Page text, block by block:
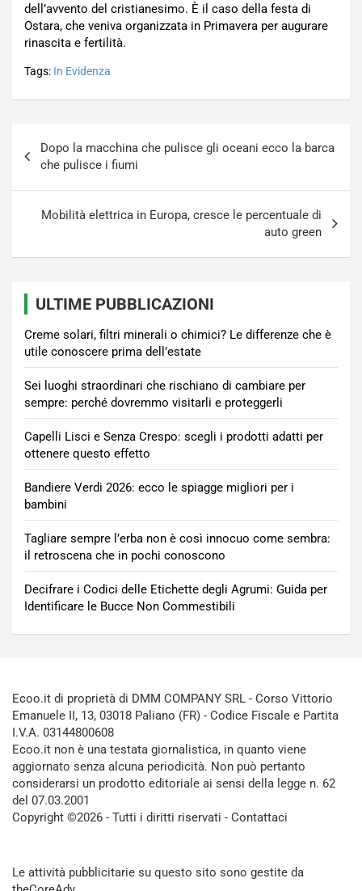
dell’avvento del cristianesimo. È il caso della festa di
Ostara, che veniva organizzata in Primavera per augurare
rinascita e fertilità.
Tags: In Evidenza
articoli
Dopo la macchina che pulisce gli oceani ecco la barca
che pulisce i fiumi
Mobilità elettrica in Europa, cresce le percentuale di
auto green
ULTIME PUBBLICAZIONI
Creme solari, filtri minerali o chimici? Le differenze che è
utile conoscere prima dell’estate
Sei luoghi straordinari che rischiano di cambiare per
sempre: perché dovremmo visitarli e proteggerli
Capelli Lisci e Senza Crespo: scegli i prodotti adatti per
ottenere questo effetto
Bandiere Verdi 2026: ecco le spiagge migliori per i
bambini
Tagliare sempre l’erba non è così innocuo come sembra:
il retroscena che in pochi conoscono
Decifrare i Codici delle Etichette degli Agrumi: Guida per
Identificare le Bucce Non Commestibili
Ecoo.it di proprietà di DMM COMPANY SRL - Corso Vittorio
Emanuele II, 13, 03018 Paliano (FR) - Codice Fiscale e Partita
I.V.A. 03144800608
Ecoo.it non è una testata giornalistica, in quanto viene
aggiornato senza alcuna periodicità. Non può pertanto
considerarsi un prodotto editoriale ai sensi della legge n. 62
del 07.03.2001
Copyright ©2026 - Tutti i diritti riservati - Contattaci
Le attività pubblicitarie su questo sito sono gestite da